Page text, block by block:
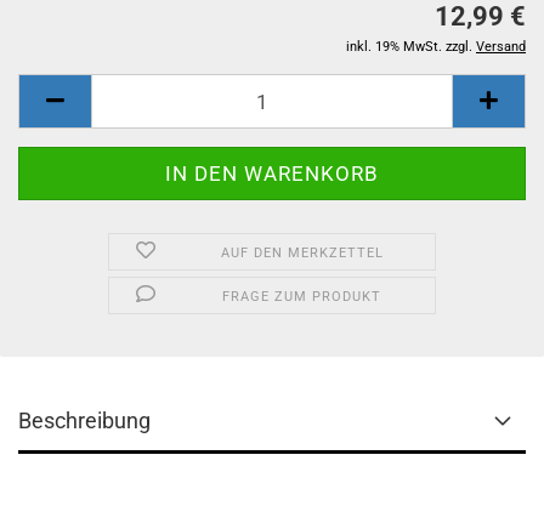
12,99 €
inkl. 19% MwSt. zzgl. Versand
AUF DEN MERKZETTEL
FRAGE ZUM PRODUKT
Beschreibung